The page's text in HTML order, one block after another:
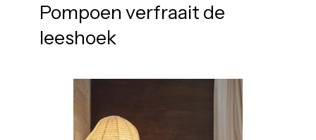
Pompoen verfraait de
leeshoek